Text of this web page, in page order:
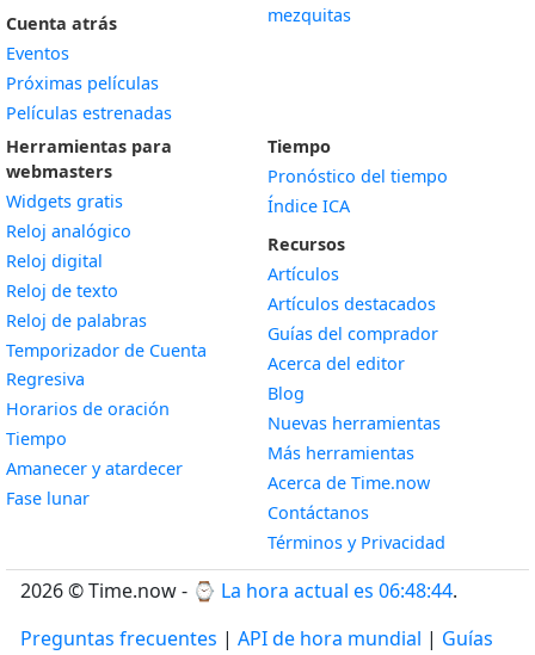
Cuenta atrás
Eventos
Próximas películas
Películas estrenadas
mezquitas
Herramientas para
webmasters
Widgets gratis
Reloj analógico
Reloj digital
Reloj de texto
Reloj de palabras
Temporizador de Cuenta
Regresiva
Horarios de oración
Tiempo
Amanecer y atardecerWidget
Fase lunarWidget
Tiempo
Pronóstico del tiempo
Índice ICA
Recursos
Artículos
Artículos destacados
Guías del comprador
Acerca del editor
Blog
Nuevas herramientas
Más herramientas
Acerca de Time.now
Contáctanos
Términos y Privacidad
2026 © Time.now - ⌚ La hora actual es 06:48:44.
Preguntas frecuentes | API de hora mundial | Guías